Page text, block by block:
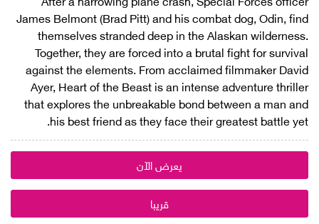
James Belmont (Brad Pitt) and his combat dog, Odin, find
themselves stranded deep in the Alaskan wilderness.
Together, they are forced into a brutal fight for survival
against the elements. From acclaimed filmmaker David
Ayer, Heart of the Beast is an intense adventure thriller
that explores the unbreakable bond between a man and
his best friend as they face their greatest battle yet.
يعرض الآن
قريبا